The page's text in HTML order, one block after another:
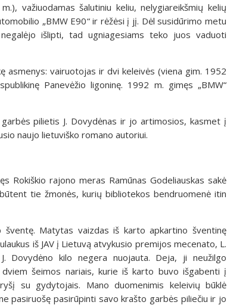
važiuodamas šalutiniu keliu, nelygiareikšmių kelių
„BMW E90“ ir rėžėsi į jį. Dėl susidūrimo metu
išlipti, tad ugniagesiams teko juos vaduoti
asmenys: vairuotojas ir dvi keleivės (viena gim. 1952
Panevėžio ligoninę. 1992 m. gimęs „BMW“
pilietis J. Dovydėnas ir jo artimosios, kasmet į
naujo lietuviško romano autoriui.
Rokiškio rajono meras Ramūnas Godeliauskas sakė
tie žmonės, kurių bibliotekos bendruomenė itin
šventę. Matytas vaizdas iš karto apkartino šventinę
iš JAV į Lietuvą atvykusio premijos mecenato, L.
Dovydėno kilo negera nuojauta. Deja, ji neužilgo
šeimos nariais, kurie iš karto buvo išgabenti į
su gydytojais. Mano duomenimis keleivių būklė
pasiruošę pasirūpinti savo krašto garbės piliečiu ir jo